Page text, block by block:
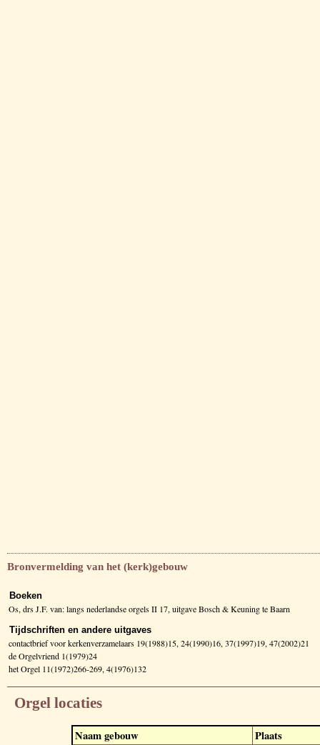
Bronvermelding van het (kerk)gebouw
Boeken
Os, drs J.F. van: langs nederlandse orgels II 17, uitgave Bosch & Keuning te Baarn
Tijdschriften en andere uitgaves
contactbrief voor kerkenverzamelaars 19(1988)15, 24(1990)16, 37(1997)19, 47(2002)21
de Orgelvriend 1(1979)24
het Orgel 11(1972)266-269, 4(1976)132
Orgel locaties
Naam gebouw Plaats